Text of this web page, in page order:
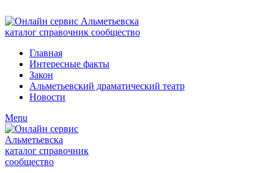
Главная
Интересные факты
Закон
Альметьевский драматический театр
Новости
Menu